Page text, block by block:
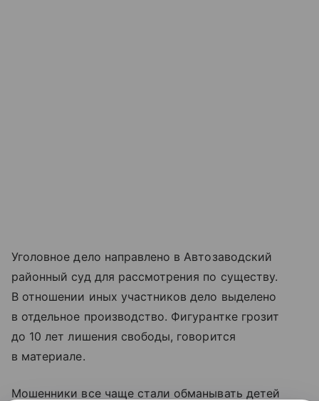
Уголовное дело направлено в Автозаводский
районный суд для рассмотрения по существу.
В отношении иных участников дело выделено
в отдельное производство. Фигурантке грозит
до 10 лет лишения свободы, говорится
в материале.
Мошенники все чаще стали обманывать детей